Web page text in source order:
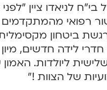
בי"ח לניאדו ציין
רפואי מהמתקדמים
ביטחון
ויולדות הכולל 12 חדרי
ליולדות.
של הצוות !"